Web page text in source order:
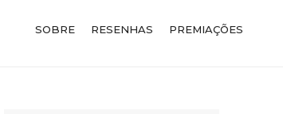
SOBRE RESENHAS PREMIAÇÕES